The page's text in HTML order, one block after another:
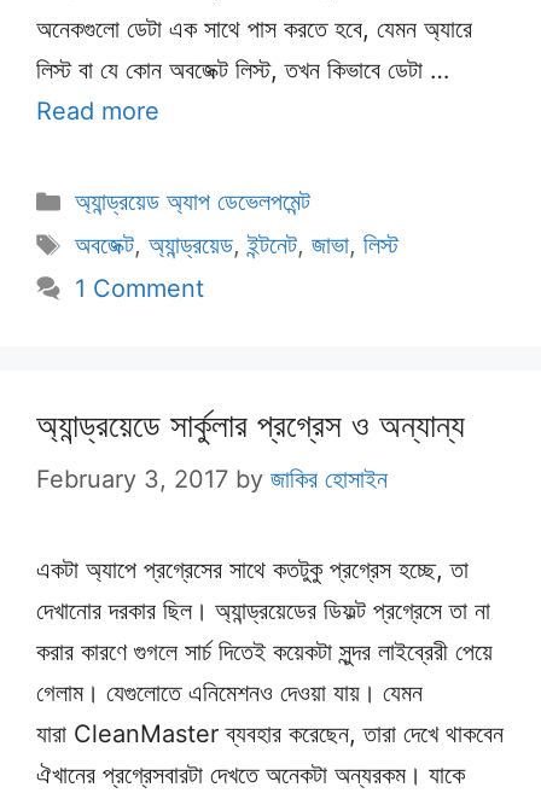
অনেকগুলো ডেটা এক সাথে পাস করতে হবে, যেমন অ্যারে
লিস্ট বা যে কোন অবজেক্ট লিস্ট, তখন কিভাবে ডেটা …
Read more
Categories
অ্যান্ড্রয়েড অ্যাপ ডেভেলপমেন্ট
Tags
অবজেক্ট, অ্যান্ড্রয়েড,ইন্টনেট, জাভা, লিস্ট
1 Comment
অ্যান্ড্রয়েডে সার্কুলার প্রগ্রেস ও অন্যান্য
February 3, 2017 by জাকির হোসাইন
একটা অ্যাপে প্রগ্রেসের সাথে কতটুকু প্রগ্রেস হচ্ছে, তা
দেখানোর দরকার ছিল। অ্যান্ড্রয়েডের ডিফল্ট প্রগ্রেসে তা না
করার কারণে গুগলে সার্চ দিতেই কয়েকটা সুন্দর লাইব্রেরী পেয়ে
গেলাম। যেগুলোতে এনিমেশনও দেওয়া যায়। যেমন
যারা CleanMaster ব্যবহার করেছেন, তারা দেখে থাকবেন
ঐখানের প্রগ্রেসবারটা দেখতে অনেকটা অন্যরকম। যাকে